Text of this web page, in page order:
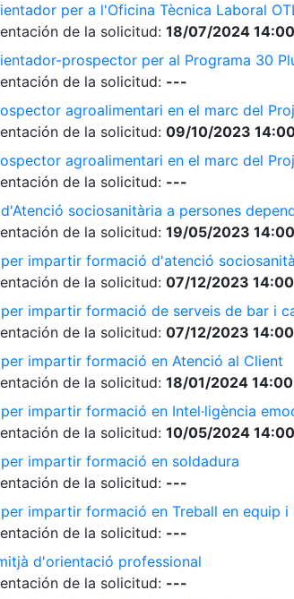
per a l'Oficina Tècnica Laboral
de la solicitud: 18/07/2024
prospector per al Programa 30
de la solicitud: ---
agroalimentari en el marc del
de la solicitud: 09/10/2023
agroalimentari en el marc del
de la solicitud: ---
sociosanitària a persones
de la solicitud: 19/05/2023
impartir formació d'atenció
de la solicitud: 07/12/2023
impartir formació de serveis de bar i
de la solicitud: 07/12/2023
impartir formació en Atenció al Client
de la solicitud: 18/01/2024
impartir formació en Intel·ligència
de la solicitud: 10/05/2024
impartir formació en soldadura
de la solicitud: ---
impartir formació en Treball en equip i
de la solicitud: ---
d'orientació professional
de la solicitud: ---